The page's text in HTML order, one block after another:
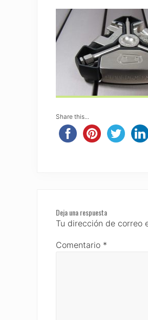
Share this...
Interactions
Deja una respuesta
Tu dirección de correo
Comentario *